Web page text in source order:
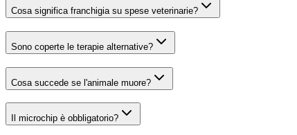
Cosa significa franchigia su spese veterinarie?
Sono coperte le terapie alternative?
Cosa succede se l'animale muore?
Il microchip è obbligatorio?